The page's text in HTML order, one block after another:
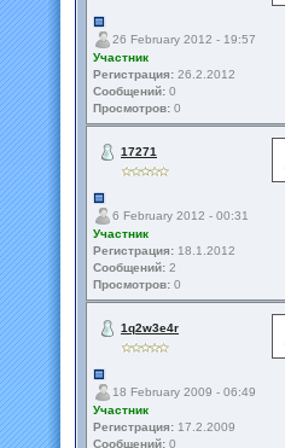
26 February 2012 - 19:57
Участник
Регистрация: 26.2.2012
Сообщений: 0
Просмотров: 0
17271
6 February 2012 - 00:31
Участник
Регистрация: 18.1.2012
Сообщений: 2
Просмотров: 0
1q2w3e4r
18 February 2009 - 06:49
Участник
Регистрация: 17.2.2009
Сообщений: 0